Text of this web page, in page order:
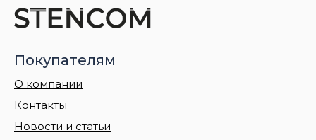
Покупателям
О компании
Контакты
Новости и статьи